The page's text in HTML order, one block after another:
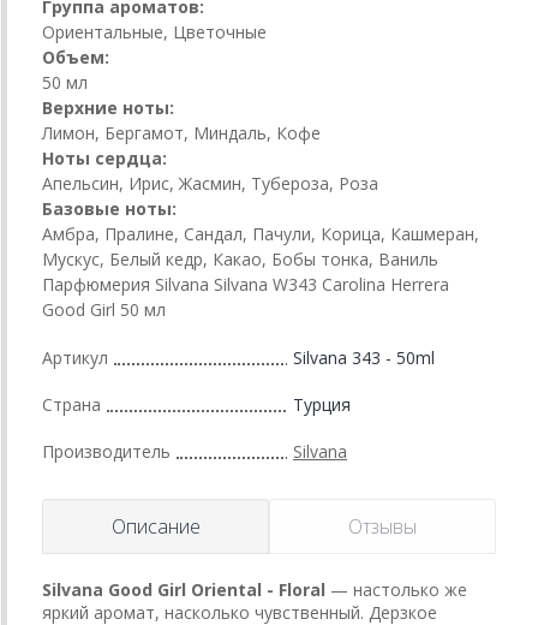
Группа ароматов:
Ориентальные, Цветочные
Объем:
50 мл
Верхние ноты:
Лимон, Бергамот, Миндаль, Кофе
Ноты сердца:
Апельсин, Ирис, Жасмин, Тубероза, Роза
Базовые ноты:
Амбра, Пралине, Сандал, Пачули, Корица, Кашмеран,
Мускус, Белый кедр, Какао, Бобы тонка, Ваниль
Парфюмерия Silvana Silvana W343 Carolina Herrera
Good Girl 50 мл
Артикул Silvana 343 - 50ml
Страна Турция
Производитель Silvana
Описание Отзывы
Silvana Good Girl Oriental - Floral — настолько же
яркий аромат, насколько чувственный. Дерзкое